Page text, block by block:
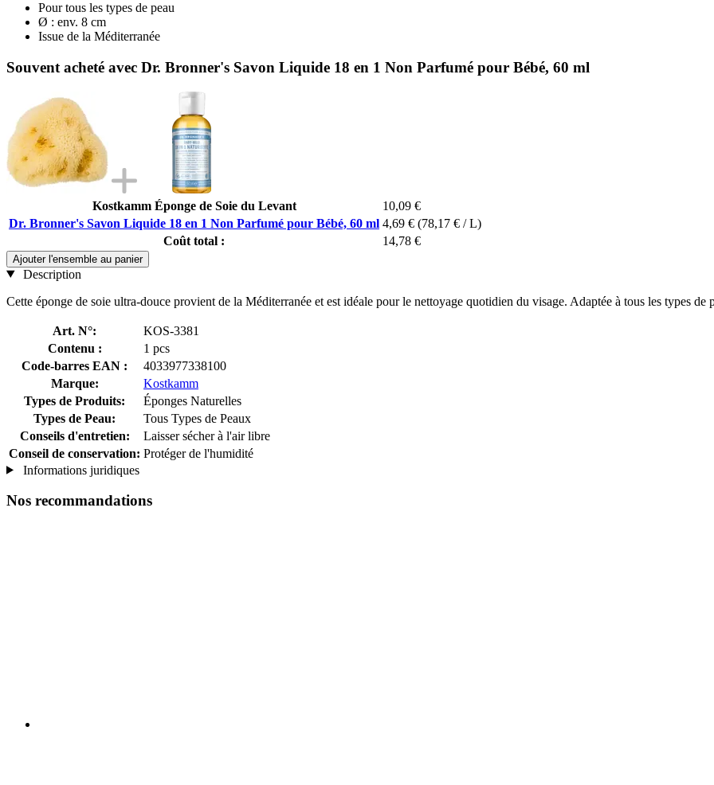
Pour tous les types de peau
Ø : env. 8 cm
Issue de la Méditerranée
Souvent acheté avec Dr. Bronner's Savon Liquide 18 en 1 Non Parfumé pour Bébé, 60 ml
Kostkamm Éponge de Soie du Levant
10,09 €
Dr. Bronner's Savon Liquide 18 en 1 Non Parfumé pour Bébé, 60 ml 4,69 € (78,17 € / L)
Coût total :
14,78 €
Ajouter l'ensemble au panier
Description
Cette éponge de soie ultra-douce provient de la Méditerranée et est idéale pour le nettoyage quotidien du visage. Adaptée à tous les types de
Art. N°:
KOS-3381
Contenu :
1 pcs
Code-barres EAN :
4033977338100
Marque:
Kostkamm
Types de Produits:
Éponges Naturelles
Types de Peau:
Tous Types de Peaux
Conseils d'entretien:
Laisser sécher à l'air libre
Conseil de conservation: Protéger de l'humidité
Informations juridiques
Nos recommandations